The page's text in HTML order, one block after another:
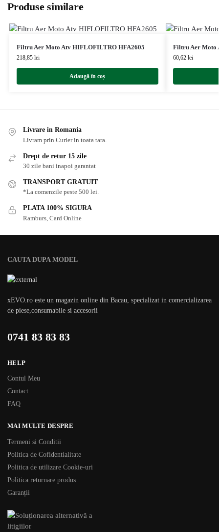
Produse similare
Filtru Aer Moto Atv HIFLOFILTRO HFA2605
218,85 lei
Adaugă în coș
Filtru Aer Moto
60,62 lei
Livrare in Romania
Livram prin Curier in toata tara.
Drept de retur 15 zile
30 zile bani inapoi garantat
TRANSPORT GRATUIT
*La comenzile peste 500 lei.
PLATA 100% SIGURA
Ramburs, Card Online
CAUTA DUPA MODEL
xEVO.ro este un magazin online din Bacau, specializat in comercializarea
de piese,consumabile si accesorii
0741 83 83 83
HELP
Contul Meu
Contact
FAQ
MAI MULTE DESPRE
Termeni si Conditii
Politica de Cofidentialitate
Politica de utilizare Cookie-uri
Politica returnare produs
Garanții